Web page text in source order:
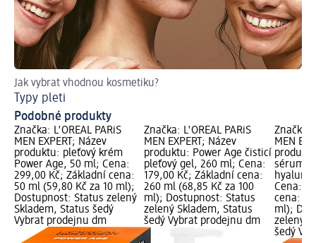
Jak vybrat vhodnou kosmetiku?
Typy pleti
Podobné produkty
Značka: L'ORÉAL PARiS
MEN EXPERT; Název
produktu: pleťový krém
Power Age, 50 ml; Cena:
299,00 Kč; Základní cena:
50 ml (59,80 Kč za 10 ml);
Dostupnost: Status zelený
Skladem, Status šedý
Vybrat prodejnu dm
Značka: L'ORÉAL PARiS
MEN EXPERT; Název
produktu: Power Age čisticí
pleťový gel, 260 ml; Cena:
179,00 Kč; Základní cena:
260 ml (68,85 Kč za 100
ml); Dostupnost: Status
zelený Skladem, Status
šedý Vybrat prodejnu dm
Značka:
MEN
sérum
Cena:
cena: 30
ml);
zelený
šedý